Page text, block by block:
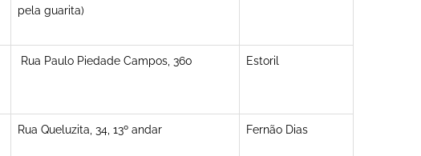
pela guarita)
Rua Paulo Piedade Campos, 360 Estoril
Rua Queluzita, 34, 13º andar Fernão Dias